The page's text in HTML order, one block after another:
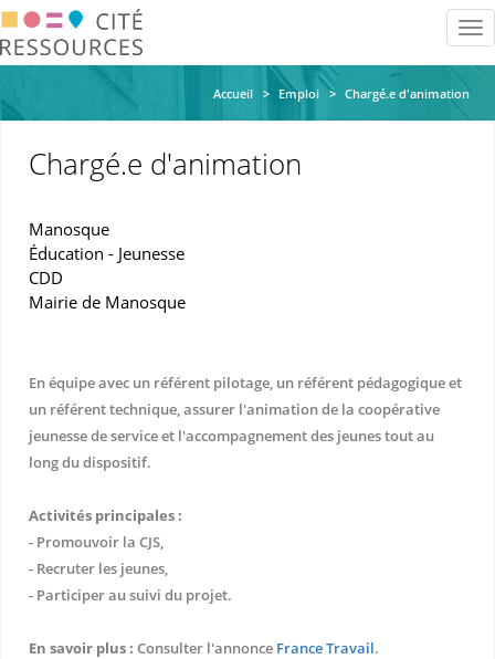
Aller
au
contenu
Accueil Emploi Chargé.e d'animation
Chargé.e d'animation
Manosque
Éducation - Jeunesse
CDD
Mairie de Manosque
En équipe avec un référent pilotage, un référent pédagogique et
un référent technique, assurer l'animation de la coopérative
jeunesse de service et l'accompagnement des jeunes tout au
long du dispositif.
Activités principales :
- Promouvoir la CJS,
- Recruter les jeunes,
- Participer au suivi du projet.
En savoir plus : Consulter l'annonce France Travail.